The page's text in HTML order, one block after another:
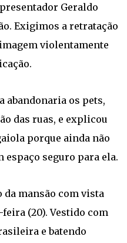
Geraldo
Exigimos a retratação
violentamente
abandonaria os pets,
das ruas, e explicou
porque ainda não
seguro para ela.
da mansão com vista
(20). Vestido com
e batendo